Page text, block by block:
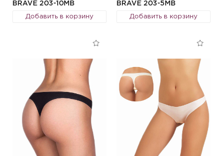
BRAVE 203-10MB
Добавить в корзину
BRAVE 203-5MB
Добавить в корзину